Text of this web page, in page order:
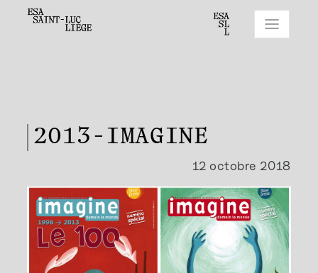
2013-IMAGINE
12 octobre 2018